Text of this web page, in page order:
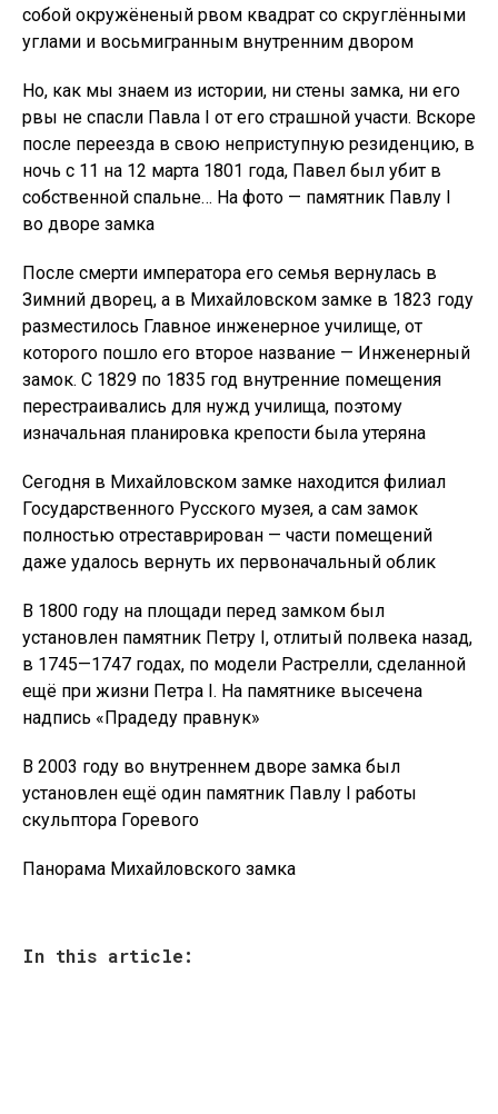
собой окружёненый рвом квадрат со скруглёнными
углами и восьмигранным внутренним двором
Но, как мы знаем из истории, ни стены замка, ни его
рвы не спасли Павла I от его страшной участи. Вскоре
после переезда в свою неприступную резиденцию, в
ночь с 11 на 12 марта 1801 года, Павел был убит в
собственной спальне… На фото — памятник Павлу I
во дворе замка
После смерти императора его семья вернулась в
Зимний дворец, а в Михайловском замке в 1823 году
разместилось Главное инженерное училище, от
которого пошло его второе название — Инженерный
замок. С 1829 по 1835 год внутренние помещения
перестраивались для нужд училища, поэтому
изначальная планировка крепости была утеряна
Сегодня в Михайловском замке находится филиал
Государственного Русского музея, а сам замок
полностью отреставрирован — части помещений
даже удалось вернуть их первоначальный облик
В 1800 году на площади перед замком был
установлен памятник Петру I, отлитый полвека назад,
в 1745—1747 годах, по модели Растрелли, сделанной
ещё при жизни Петра I. На памятнике высечена
надпись «Прадеду правнук»
В 2003 году во внутреннем дворе замка был
установлен ещё один памятник Павлу I работы
скульптора Горевого
Панорама Михайловского замка
In this article: